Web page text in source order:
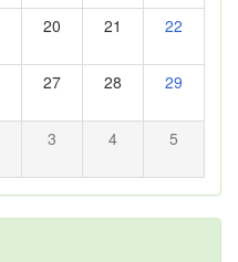
20 21 22
27 28 29
3 4 5